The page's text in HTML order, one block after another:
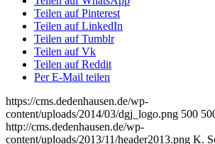
Teilen auf Pinterest
Teilen auf LinkedIn
Teilen auf Tumblr
Teilen auf Vk
Teilen auf Reddit
Per E-Mail teilen
https://cms.dedenhausen.de/wp-
content/uploads/2014/03/dgj_logo.png 500
http://cms.dedenhausen.de/wp-
content/uploads/2013/11/header2013.png K.